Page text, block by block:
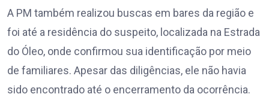
A PM também realizou buscas em bares da região e
foi até a residência do suspeito, localizada na Estrada
do Óleo, onde confirmou sua identificação por meio
de familiares. Apesar das diligências, ele não havia
sido encontrado até o encerramento da ocorrência.